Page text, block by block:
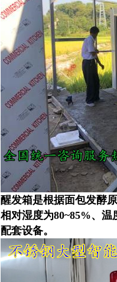
醒发箱是根据面包发酵
相对湿度为80~85%、
配套设备。